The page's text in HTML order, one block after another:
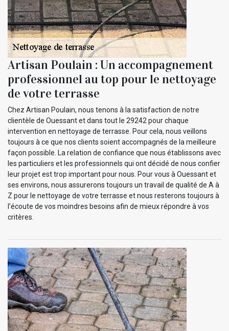
Artisan Poulain : Un accompagnement
professionnel au top pour le nettoyage
de votre terrasse
Chez Artisan Poulain, nous tenons à la satisfaction de notre
clientèle de Ouessant et dans tout le 29242 pour chaque
intervention en nettoyage de terrasse. Pour cela, nous veillons
toujours à ce que nos clients soient accompagnés de la meilleure
façon possible. La relation de confiance que nous établissons avec
les particuliers et les professionnels qui ont décidé de nous confier
leur projet est trop important pour nous. Pour vous à Ouessant et
ses environs, nous assurerons toujours un travail de qualité de A à
Z pour le nettoyage de votre terrasse et nous resterons toujours à
l’écoute de vos moindres besoins afin de mieux répondre à vos
critères.